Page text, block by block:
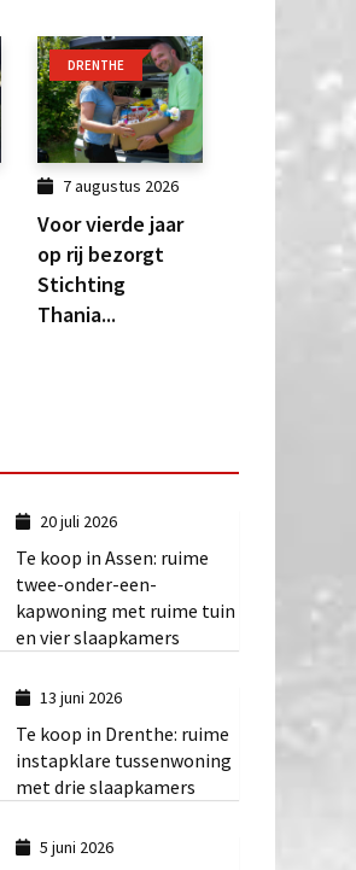
DRENTHE
7 augustus 2026
Voor vierde jaar
op rij bezorgt
Stichting
Thania...
20 juli 2026
Te koop in Assen: ruime
twee-onder-een-
kapwoning met ruime tuin
en vier slaapkamers
13 juni 2026
Te koop in Drenthe: ruime
instapklare tussenwoning
met drie slaapkamers
5 juni 2026